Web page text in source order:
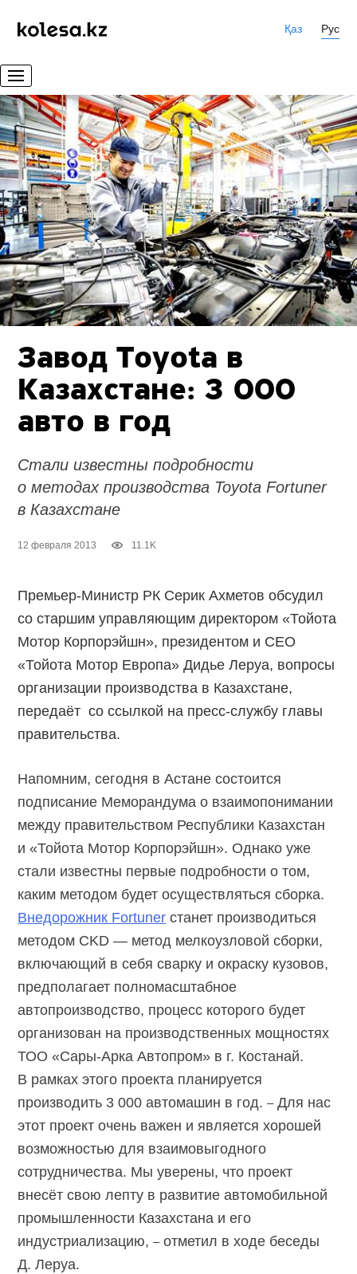
Қаз Рус
Завод Toyota в
Казахстане: 3 000
авто в год
Стали известны подробности
о методах производства Toyota Fortuner
в Казахстане
12 февраля 2013 11.1K
Премьер-Министр РК Серик Ахметов обсудил
со старшим управляющим директором «Тойота
Мотор Корпорэйшн», президентом и CEO
«Тойота Мотор Европа» Дидье Леруа, вопросы
организации производства в Казахстане,
передаёт со ссылкой на пресс-службу главы
правительства.
Напомним, сегодня в Астане состоится
подписание Меморандума о взаимопонимании
между правительством Республики Казахстан
и «Тойота Мотор Корпорэйшн». Однако уже
стали известны первые подробности о том,
каким методом будет осуществляться сборка.
Внедорожник Fortuner станет производиться
методом CKD — метод мелкоузловой сборки,
включающий в себя сварку и окраску кузовов,
предполагает полномасштабное
автопроизводство, процесс которого будет
организован на производственных мощностях
ТОО «Сары-Арка Автопром» в г. Костанай.
В рамках этого проекта планируется
производить 3 000 автомашин в год.–Для нас
этот проект очень важен и является хорошей
возможностью для взаимовыгодного
сотрудничества. Мы уверены, что проект
внесёт свою лепту в развитие автомобильной
промышленности Казахстана и его
индустриализацию,–отметил в ходе беседы
Д. Леруа.